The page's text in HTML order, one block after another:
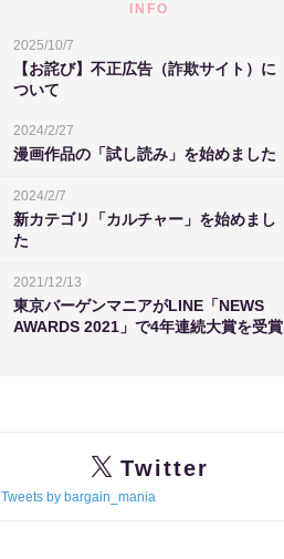
INFO
2025/10/7
【お詫び】不正広告（詐欺サイト）に
ついて
2024/2/27
漫画作品の「試し読み」を始めました
2024/2/7
新カテゴリ「カルチャー」を始めまし
た
2021/12/13
東京バーゲンマニアがLINE「NEWS
AWARDS 2021」で4年連続大賞を受賞
Twitter
Tweets by bargain_mania